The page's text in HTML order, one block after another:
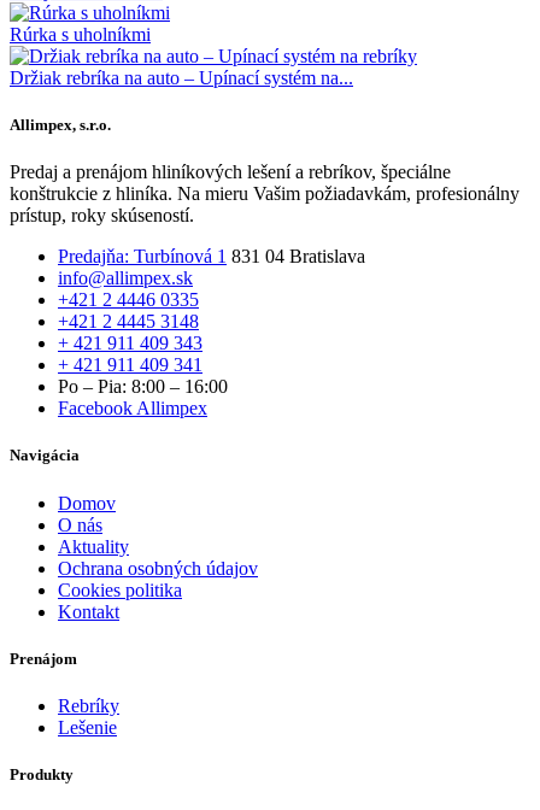
Rúrka s uholníkmi
Držiak rebríka na auto – Upínací systém na...
Allimpex, s.r.o.
Predaj a prenájom hliníkových lešení a rebríkov, špeciálne
konštrukcie z hliníka. Na mieru Vašim požiadavkám, profesionálny
prístup, roky skúseností.
Predajňa: Turbínová 1 831 04 Bratislava
info@allimpex.sk
+421 2 4446 0335
+421 2 4445 3148
+ 421 911 409 343
+ 421 911 409 341
Po – Pia: 8:00 – 16:00
Facebook Allimpex
Navigácia
Domov
O nás
Aktuality
Ochrana osobných údajov
Cookies politika
Kontakt
Prenájom
Rebríky
Lešenie
Produkty